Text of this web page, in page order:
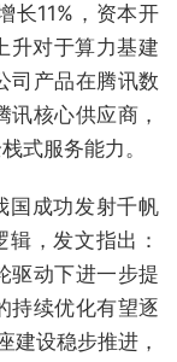
长11%，资本开
升对于算力基建
司产品在腾讯数
核心供应商，
式服务能力。
国成功发射千帆
，发文指出：
驱动下进一步提
持续优化有望逐
建设稳步推进，